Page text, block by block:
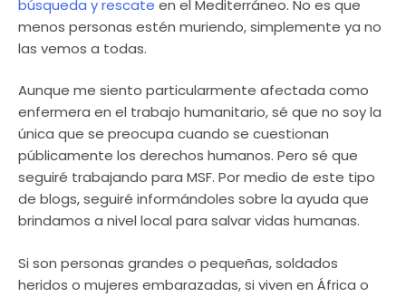
búsqueda y rescate en el Mediterráneo. No es que
menos personas estén muriendo, simplemente ya no
las vemos a todas.
Aunque me siento particularmente afectada como
enfermera en el trabajo humanitario, sé que no soy la
única que se preocupa cuando se cuestionan
públicamente los derechos humanos. Pero sé que
seguiré trabajando para MSF. Por medio de este tipo
de blogs, seguiré informándoles sobre la ayuda que
brindamos a nivel local para salvar vidas humanas.
Si son personas grandes o pequeñas, soldados
heridos o mujeres embarazadas, si viven en África o